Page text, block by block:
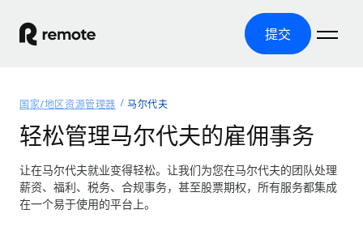
提交
产品
全球招聘
全球薪资管理
轻松运行合规薪资
覆盖全球
资源
国家/地区资源管理器 马尔代夫
轻松管理马尔代夫的雇佣事务
让在马尔代夫就业变得轻松。让我们为您在马尔代夫的团队处理
薪资、福利、税务、合规事务，甚至股票期权，所有服务都集成
在一个易于使用的平台上。